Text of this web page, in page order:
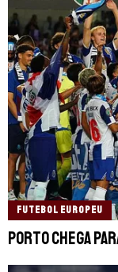
FUTEBOL EUROPEU
Porto chega